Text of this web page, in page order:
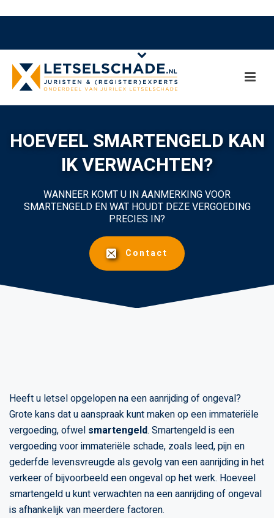
HOEVEEL SMARTENGELD KAN
IK VERWACHTEN?
WANNEER KOMT U IN AANMERKING VOOR
SMARTENGELD EN WAT HOUDT DEZE VERGOEDING
PRECIES IN?
Contact
Heeft u letsel opgelopen na een aanrijding of ongeval?
Grote kans dat u aanspraak kunt maken op een immateriële
vergoeding, ofwel smartengeld. Smartengeld is een
vergoeding voor immateriële schade, zoals leed, pijn en
gederfde levensvreugde als gevolg van een aanrijding in het
verkeer of bijvoorbeeld een ongeval op het werk. Hoeveel
smartengeld u kunt verwachten na een aanrijding of ongeval
is afhankelijk van meerdere factoren.